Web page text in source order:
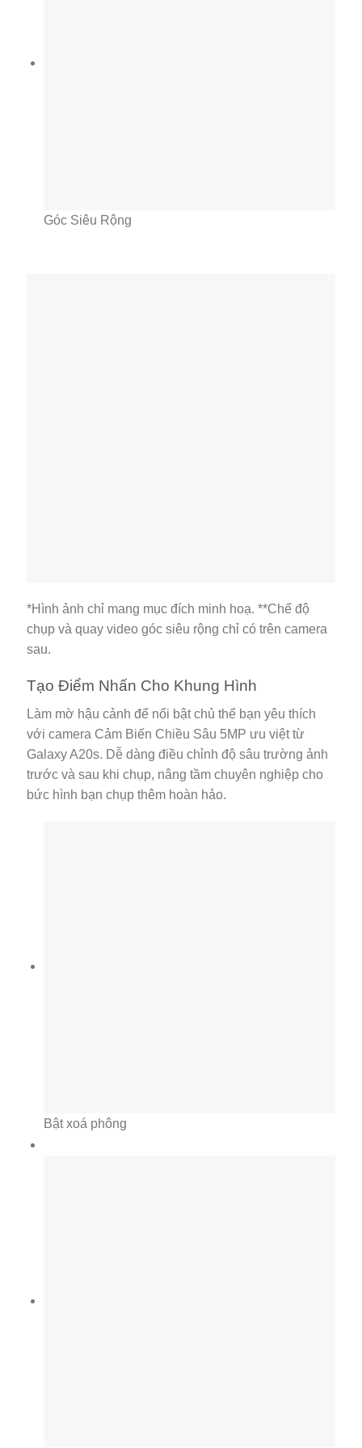
Góc Siêu Rộng
*Hình ảnh chỉ mang mục đích minh hoạ. **Chế độ
chụp và quay video góc siêu rộng chỉ có trên camera
sau.
Tạo Điểm Nhấn Cho Khung Hình
Làm mờ hậu cảnh để nổi bật chủ thể bạn yêu thích
với camera Cảm Biến Chiều Sâu 5MP ưu việt từ
Galaxy A20s. Dễ dàng điều chỉnh độ sâu trường ảnh
trước và sau khi chụp, nâng tầm chuyên nghiệp cho
bức hình bạn chụp thêm hoàn hảo.
Bật xoá phông